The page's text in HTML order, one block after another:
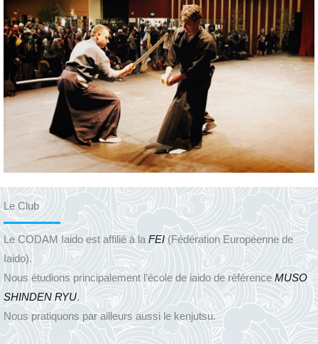
Le Club
Le CODAM Iaido est affilié à laFEI(Fédération Européenne de
Iaido).
Nous étudions principalement l’école de iaido de référenceMUSO
SHINDEN RYU.
Nous pratiquons par ailleurs aussi le kenjutsu.